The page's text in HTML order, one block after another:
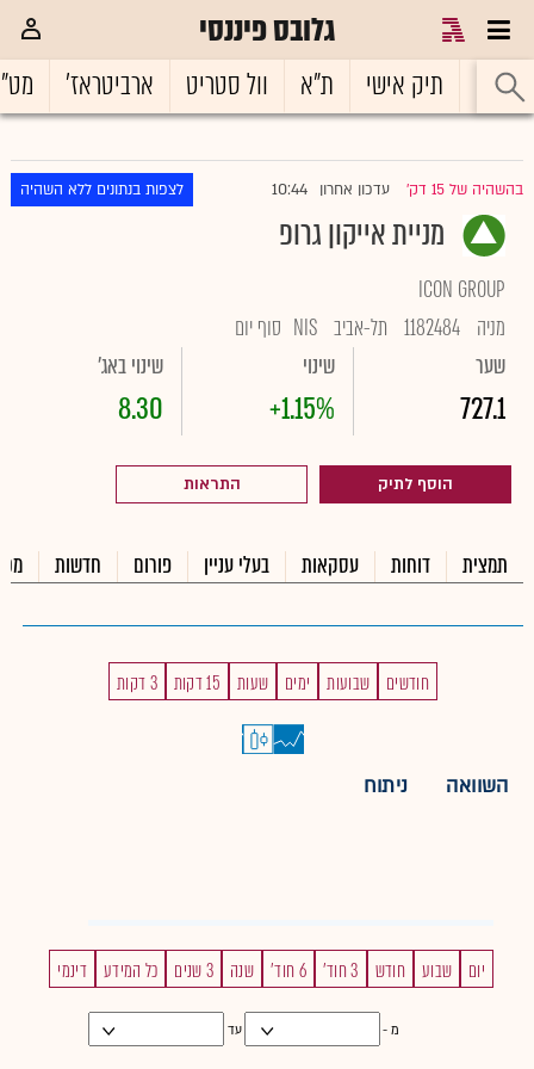
גלובס פיננסי
ראשי תיק אישי ת"א וול סטריט ארביטראז'
בהשהיה של 15 דק' עדכון אחרון 10:44 לצפות בנתונים ללא השהיה
מניית אייקון גרופ
ICON GROUP
מניה 1182484 תל-אביב NIS סוף יום
שער
727.1
שינוי
+1.15%
שינוי באג'
8.30
הוסף לתיק התראות
תמצית דוחות עסקאות בעלי עניין פורום חדשות
חודשים שבועות ימים שעות 15 דקות 3 דקות
השוואה ניתוח
יום שבוע חודש 3 חוד' 6 חוד' שנה 3 שנים כל המידע דינמי
מ - עד